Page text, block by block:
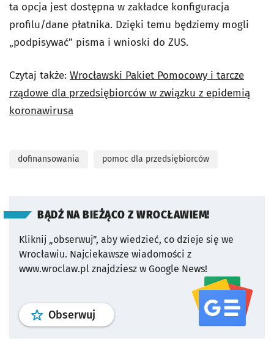
ta opcja jest dostępna w zakładce konfiguracja
profilu/dane płatnika. Dzięki temu będziemy mogli
„podpisywać” pisma i wnioski do ZUS.
Czytaj także: Wrocławski Pakiet Pomocowy i tarcze
rządowe dla przedsiębiorców w związku z epidemią
koronawirusa
dofinansowania pomoc dla przedsiębiorców
BĄDŹ NA BIEŻĄCO Z WROCŁAWIEM!
Kliknij „obserwuj”, aby wiedzieć, co dzieje się we
Wrocławiu. Najciekawsze wiadomości z
www.wroclaw.pl znajdziesz w Google News!
Obserwuj profil serwisu